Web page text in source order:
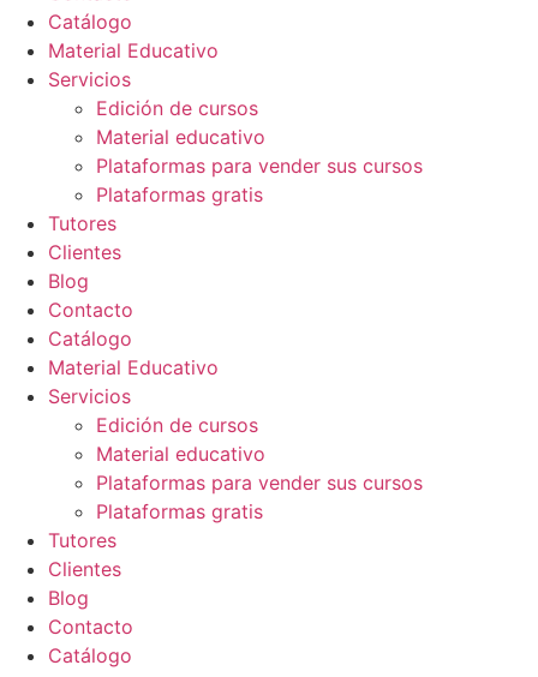
Catálogo
Material Educativo
Servicios
Edición de cursos
Material educativo
Plataformas para vender sus cursos
Plataformas gratis
Tutores
Clientes
Blog
Contacto
Catálogo
Material Educativo
Servicios
Edición de cursos
Material educativo
Plataformas para vender sus cursos
Plataformas gratis
Tutores
Clientes
Blog
Contacto
Catálogo